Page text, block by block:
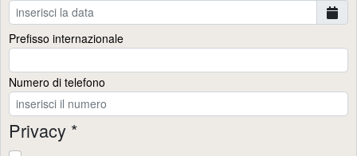
Prefisso internazionale
Numero di telefono
Privacy *